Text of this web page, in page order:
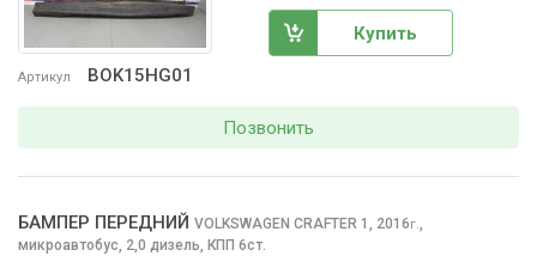
Артикул BOK15HG01
Купить
Позвонить
БАМПЕР ПЕРЕДНИЙ VOLKSWAGEN CRAFTER 1, 2016г.,
микроавтобус, 2,0 дизель, КПП 6ст.